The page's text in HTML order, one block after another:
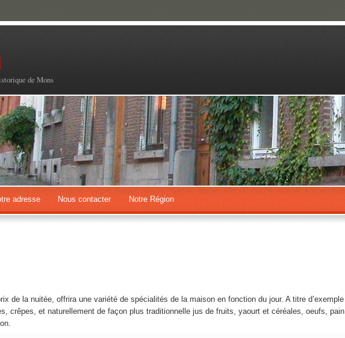
de Mons
adresse Nous contacter Notre Région
de la nuitée, offrira une variété de spécialités de la maison en fonction du jour. A titre d’exemple
crêpes, et naturellement de façon plus traditionnelle jus de fruits, yaourt et céréales, oeufs, pain